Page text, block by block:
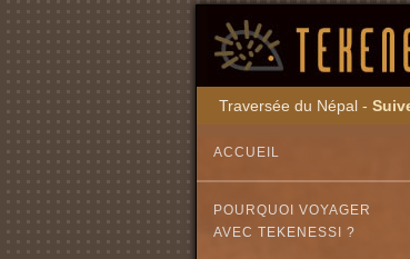
Traversée du Népal -
ACCUEIL
POURQUOI VOYAGER
AVEC TEKENESSI ?